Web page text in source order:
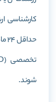
کارشناسی
شوند.